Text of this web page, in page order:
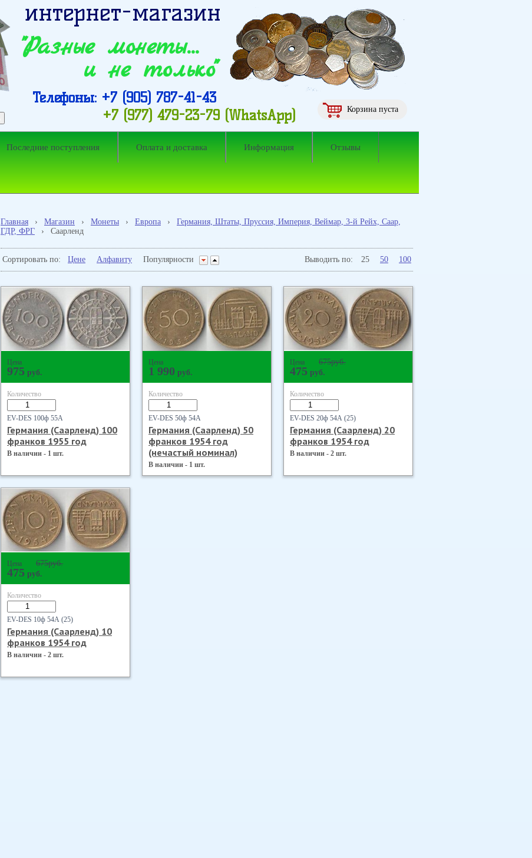
Корзина пуста
"Разные монеты…
интернет-магазин
и не только"
Телефоны: +7 (905) 787-41-43
+7 (977) 479-23-79 (WhatsApp)
Последние поступления Оплата и доставка Информация Отзывы
Главная › Магазин › Монеты › Европа ›
Германия, Штаты, Пруссия, Империя, Веймар, 3-й Рейх, Саар,
ГДР, ФРГ
› Саарленд
Выводить по: 25 50 100
Сортировать по: Цене Алфавиту Популярности
Цена
975 руб.
Количество
EV-DES 100ф 55А
Германия (Саарленд) 100
франков 1955 год
В наличии - 1 шт.
Цена
1 990 руб.
Количество
EV-DES 50ф 54А
Германия (Саарленд) 50
франков 1954 год
(нечастый номинал)
В наличии - 1 шт.
Цена 675руб.
475 руб.
Количество
EV-DES 20ф 54А (25)
Германия (Саарленд) 20
франков 1954 год
В наличии - 2 шт.
Цена 675руб.
475 руб.
Количество
EV-DES 10ф 54А (25)
Германия (Саарленд) 10
франков 1954 год
В наличии - 2 шт.